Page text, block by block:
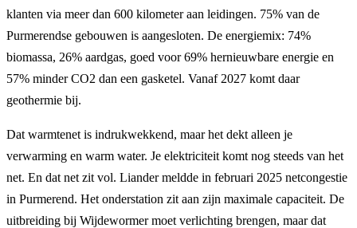
klanten via meer dan 600 kilometer aan leidingen. 75% van de
Purmerendse gebouwen is aangesloten. De energiemix: 74%
biomassa, 26% aardgas, goed voor 69% hernieuwbare energie en
57% minder CO2 dan een gasketel. Vanaf 2027 komt daar
geothermie bij.
Dat warmtenet is indrukwekkend, maar het dekt alleen je
verwarming en warm water. Je elektriciteit komt nog steeds van het
net. En dat net zit vol. Liander meldde in februari 2025 netcongestie
in Purmerend. Het onderstation zit aan zijn maximale capaciteit. De
uitbreiding bij Wijdewormer moet verlichting brengen, maar dat